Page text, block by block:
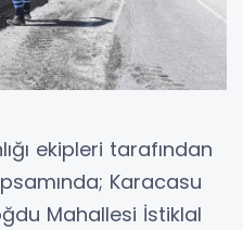
ekipleri tarafından
Karacasu
Mahallesi İstiklal